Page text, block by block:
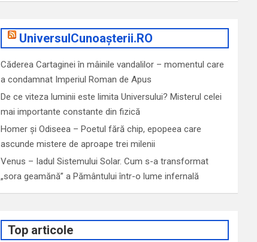
UniversulCunoașterii.RO
Căderea Cartaginei în mâinile vandalilor – momentul care
a condamnat Imperiul Roman de Apus
De ce viteza luminii este limita Universului? Misterul celei
mai importante constante din fizică
Homer și Odiseea – Poetul fără chip, epopeea care
ascunde mistere de aproape trei milenii
Venus – Iadul Sistemului Solar. Cum s-a transformat
„sora geamănă” a Pământului într-o lume infernală
Top articole